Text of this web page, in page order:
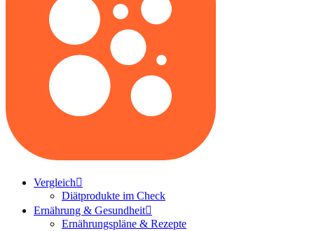
Vergleich
Diätprodukte im Check
Ernährung & Gesundheit
Ernährungspläne & Rezepte